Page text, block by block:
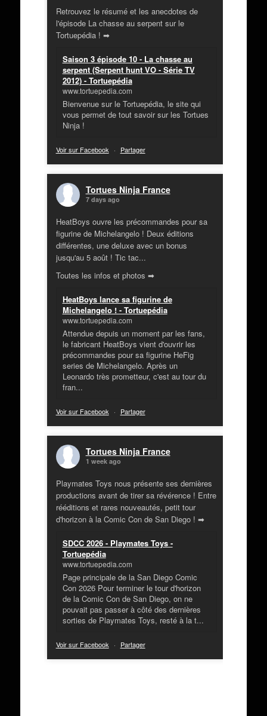
Retrouvez le résumé et les anecdotes de
l'épisode La chasse au serpent sur le
Tortuepédia ! ➡
Saison 3 épisode 10 - La chasse au
serpent (Serpent hunt VO - Série TV
2012) - Tortuepédia
www.tortuepedia.com
Bienvenue sur le Tortuepédia, le site qui
vous permet de tout savoir sur les Tortues
Ninja !
Voir sur Facebook · Partager
Tortues Ninja France
7 days ago
HeatBoys ouvre les précommandes pour sa
figurine de Michelangelo ! Deux éditions
différentes, une deluxe avec un bonus
jusqu'au 5 août ! Tic tac...
Toutes les infos et photos ➡
HeatBoys lance sa figurine de
Michelangelo ! - Tortuepédia
www.tortuepedia.com
Attendue depuis un moment par les fans,
le fabricant HeatBoys vient d'ouvrir les
précommandes pour sa figurine HeFig
series de Michelangelo. Après un
Leonardo très prometteur, c'est au tour du
fran...
Voir sur Facebook · Partager
Tortues Ninja France
1 week ago
Playmates Toys nous présente ses dernières
productions avant de tirer sa révérence ! Entre
rééditions et rares nouveautés, petit tour
d'horizon à la Comic Con de San Diego ! ➡
SDCC 2026 - Playmates Toys -
Tortuepédia
www.tortuepedia.com
Page principale de la San Diego Comic
Con 2026 Pour terminer le tour d'horizon
de la Comic Con de San Diego, on ne
pouvait pas passer à côté des dernières
sorties de Playmates Toys, resté à la t...
Voir sur Facebook · Partager